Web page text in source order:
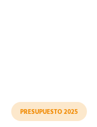
PRESUPUESTO 2025